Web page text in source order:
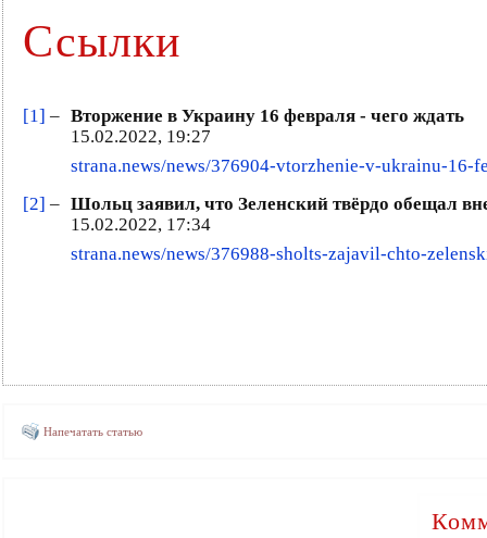
Ссылки
[1] – Вторжение в Украину 16 февраля - чего ждать
15.02.2022, 19:27
strana.news/news/376904-vtorzhenie-v-ukrainu-16-
[2] – Шольц заявил, что Зеленский твёрдо обещал
15.02.2022, 17:34
strana.news/news/376988-sholts-zajavil-chto-
Напечатать статью